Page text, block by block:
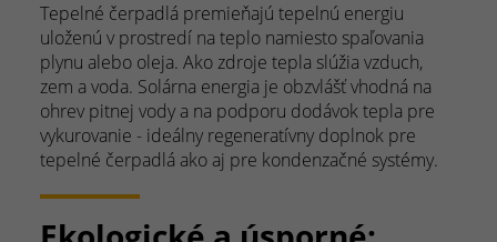
Tepelné čerpadlá premieňajú tepelnú energiu
uloženú v prostredí na teplo namiesto spaľovania
plynu alebo oleja. Ako zdroje tepla slúžia vzduch,
zem a voda. Solárna energia je obzvlášť vhodná na
ohrev pitnej vody a na podporu dodávok tepla pre
vykurovanie - ideálny regeneratívny doplnok pre
tepelné čerpadlá ako aj pre kondenzačné systémy.